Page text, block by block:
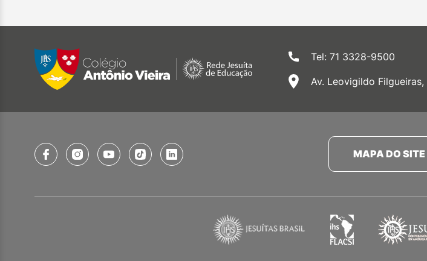
Tel: 71 3328-9500
Av. Leovigildo
MAPA DO SITE